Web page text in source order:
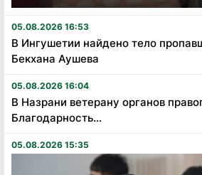
05.08.2026 16:53
В Ингушетии найдено тело
Бекхана Аушева
05.08.2026 16:04
В Назрани ветерану органов
Благодарность...
05.08.2026 15:35